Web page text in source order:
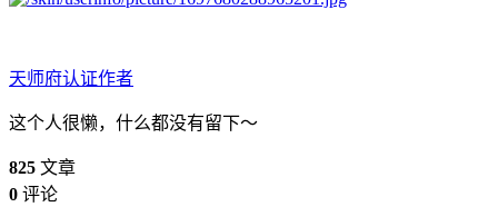
天师府认证作者
这个人很懒，什么都没有留下～
825 文章
0 评论